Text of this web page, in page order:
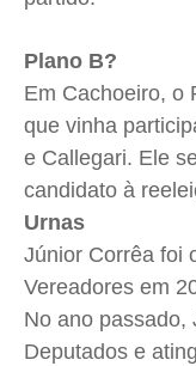
Plano B?
Em Cachoeiro, o
que vinha
e Callegari. Ele
candidato à
Urnas
Júnior Corrêa foi
Vereadores em
No ano passado,
Deputados e